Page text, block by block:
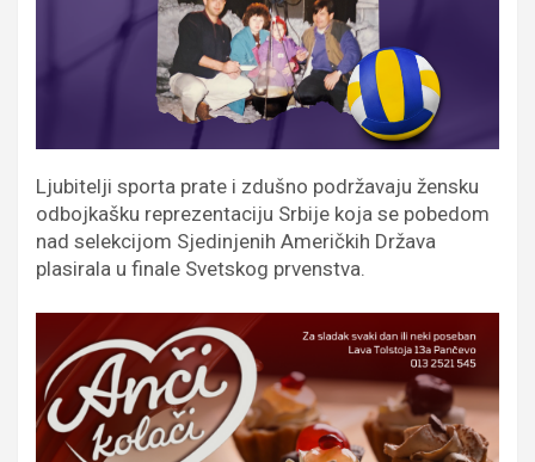
Ljubitelji sporta prate i zdušno podržavaju žensku
odbojkašku reprezentaciju Srbije koja se pobedom
nad selekcijom Sjedinjenih Američkih Država
plasirala u finale Svetskog prvenstva.